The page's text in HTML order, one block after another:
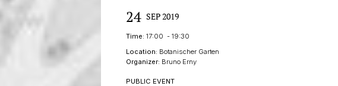
24 SEP 2019
Time: 17:00 - 19:30
Location: Botanischer Garten
Organizer: Bruno Erny
PUBLIC EVENT